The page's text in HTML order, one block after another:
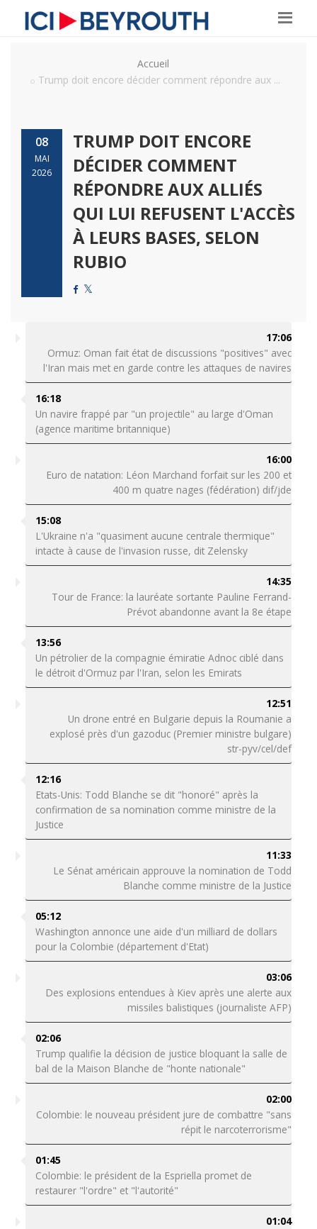
Accueil
Trump doit encore décider comment répondre aux ...
08
MAI
2026
TRUMP DOIT ENCORE
DÉCIDER COMMENT
RÉPONDRE AUX ALLIÉS
QUI LUI REFUSENT L'ACCÈS
À LEURS BASES, SELON
RUBIO
17:06
Ormuz: Oman fait état de discussions "positives" avec
l'Iran mais met en garde contre les attaques de navires
16:18
Un navire frappé par "un projectile" au large d'Oman
(agence maritime britannique)
16:00
Euro de natation: Léon Marchand forfait sur les 200 et
400 m quatre nages (fédération) dif/jde
15:08
L'Ukraine n'a "quasiment aucune centrale thermique"
intacte à cause de l'invasion russe, dit Zelensky
14:35
Tour de France: la lauréate sortante Pauline Ferrand-
Prévot abandonne avant la 8e étape
13:56
Un pétrolier de la compagnie émiratie Adnoc ciblé dans
le détroit d'Ormuz par l'Iran, selon les Emirats
12:51
Un drone entré en Bulgarie depuis la Roumanie a
explosé près d'un gazoduc (Premier ministre bulgare)
str-pyv/cel/def
12:16
Etats-Unis: Todd Blanche se dit "honoré" après la
confirmation de sa nomination comme ministre de la
Justice
11:33
Le Sénat américain approuve la nomination de Todd
Blanche comme ministre de la Justice
05:12
Washington annonce une aide d'un milliard de dollars
pour la Colombie (département d'Etat)
03:06
Des explosions entendues à Kiev après une alerte aux
missiles balistiques (journaliste AFP)
02:06
Trump qualifie la décision de justice bloquant la salle de
bal de la Maison Blanche de "honte nationale"
02:00
Colombie: le nouveau président jure de combattre "sans
répit le narcoterrorisme"
01:45
Colombie: le président de la Espriella promet de
restaurer "l'ordre" et "l'autorité"
01:04